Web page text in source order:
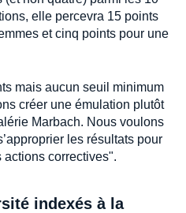
elle percevra 15 points
et cinq points pour une
mais aucun seuil minimum
créer une émulation plutôt
Marbach. Nous voulons
les résultats pour
correctives".
indexés à la